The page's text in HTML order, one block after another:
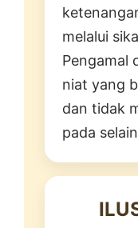
melalui
Pengamal
niat yang
dan tidak
pada